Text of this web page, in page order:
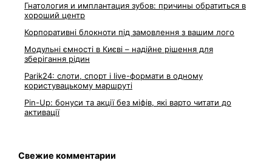
Гнатология и имплантация зубов: причины обратиться в
хороший центр
Корпоративні блокноти під замовлення з вашим лого
Модульні ємності в Києві – надійне рішення для
зберігання рідин
Parik24: слоти, спорт і live-формати в одному
користувацькому маршруті
Pin-Up: бонуси та акції без міфів, які варто читати до
активації
Свежие комментарии